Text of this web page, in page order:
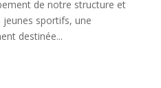
de notre structure et
jeunes sportifs, une
destinée...